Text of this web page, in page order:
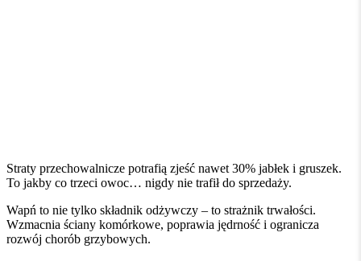
Straty przechowalnicze potrafią zjeść nawet 30% jabłek i gruszek.
To jakby co trzeci owoc… nigdy nie trafił do sprzedaży.
Wapń to nie tylko składnik odżywczy – to strażnik trwałości.
Wzmacnia ściany komórkowe, poprawia jędrność i ogranicza
rozwój chorób grzybowych.